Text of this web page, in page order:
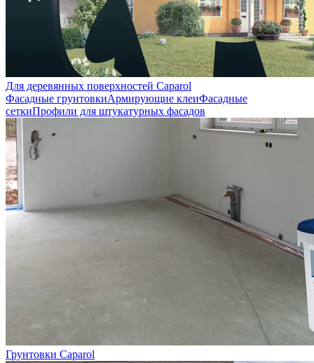
Для деревянных поверхностей Caparol
Фасадные грунтовкиАрмирующие клеиФасадные
сеткиПрофили для штукатурных фасадов
Грунтовки Caparol